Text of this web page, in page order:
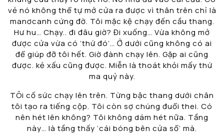
vẻ nó không thể tự mở cửa ra được vì thân trên chỉ là
manơcanh cứng đờ. Tôi mặc kệ chạy đến cầu thang.
Hư hu… Chạy.. đi đâu giờ? Đi xuống… Vừa không mở
được cửa vừa có ‘thứ đó’… Ở dưới cũng không có ai
để giúp đỡ tôi hết. Giờ đành chạy lên. Gặp ai cũng
được. kẻ xấu cũng được. Miễn là thoát khỏi mấy thứ
ma quỷ này.
TÔi cố sức chạy lên trên. Từng bậc thang dưới chân
tôi tạo ra tiếng cộp. Tôi còn sợ chúng đuổi thei. Có
nên hét lên không? Tôi không dám hét nữa. Tầng
này… là tầng thấy ‘cái bóng bên cửa sổ’ mà.